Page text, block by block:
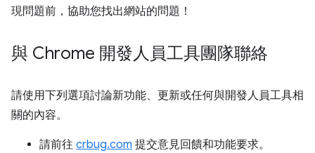
現問題前，協助您找出網站的問題！
與 Chrome 開發人員工具團隊聯絡
請使用下列選項討論新功能、更新或任何與開發人員工具相
關的內容。
請前往 crbug.com 提交意見回饋和功能要求。